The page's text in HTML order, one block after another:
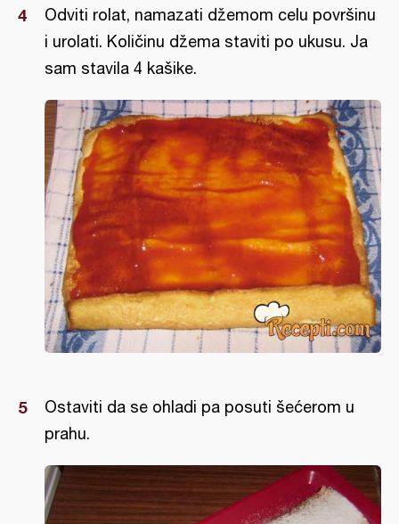
Odviti rolat, namazati džemom celu površinu
i urolati. Količinu džema staviti po ukusu. Ja
sam stavila 4 kašike.
Ostaviti da se ohladi pa posuti šećerom u
prahu.